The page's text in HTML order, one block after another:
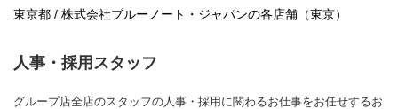
東京都 / 株式会社ブルーノート・ジャパンの各店舗（東京）
人事・採用スタッフ
グループ店全店のスタッフの人事・採用に関わるお仕事をお任せするお